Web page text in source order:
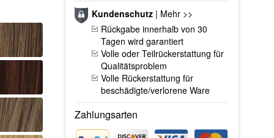
Kundenschutz| Mehr >>
Rückgabe innerhalb von 30
Tagen wird garantiert
Volle oder Teilrückerstattung für
Qualitätsproblem
Volle Rückerstattung für
beschädigte/verlorene Ware
Zahlungsarten